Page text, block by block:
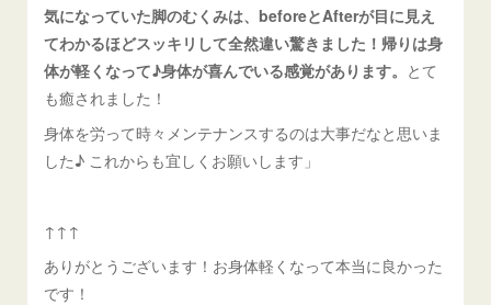
気になっていた脚のむくみは、beforeとAfterが目に見え
てわかるほどスッキリして全然違い驚きました！ 帰りは身
体が軽くなって♪身体が喜んでいる感覚があります。 とて
も癒されました！
身体を労って時々メンテナンスするのは大事だなと思いま
した♪ これからも宜しくお願いします」
↑↑↑
ありがとうございます！お身体軽くなって本当に良かった
です！